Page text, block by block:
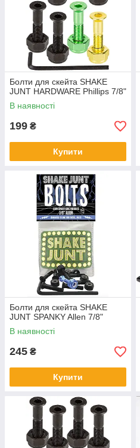
Болти для скейта SHAKE
JUNT HARDWARE Phillips 7/8"
В наявності
199 ₴
Купити
Болти для скейта SHAKE
JUNT SPANKY Allen 7/8"
В наявності
245 ₴
Купити